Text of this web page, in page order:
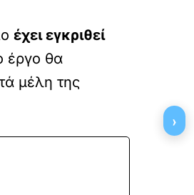
έχει εγκριθεί
έργο θα
μέλη της
›